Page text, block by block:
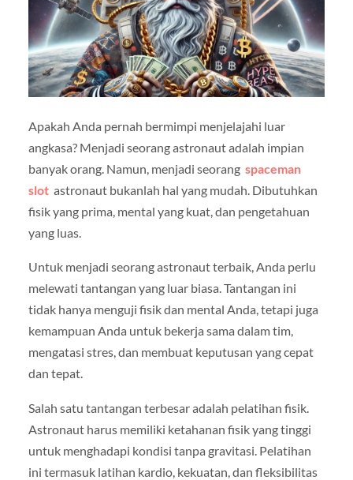
Apakah Anda pernah bermimpi menjelajahi luar
angkasa? Menjadi seorang astronaut adalah impian
banyak orang. Namun, menjadi seorang spaceman
slotastronaut bukanlah hal yang mudah. Dibutuhkan
fisik yang prima, mental yang kuat, dan pengetahuan
yang luas.
Untuk menjadi seorang astronaut terbaik, Anda perlu
melewati tantangan yang luar biasa. Tantangan ini
tidak hanya menguji fisik dan mental Anda, tetapi juga
kemampuan Anda untuk bekerja sama dalam tim,
mengatasi stres, dan membuat keputusan yang cepat
dan tepat.
Salah satu tantangan terbesar adalah pelatihan fisik.
Astronaut harus memiliki ketahanan fisik yang tinggi
untuk menghadapi kondisi tanpa gravitasi. Pelatihan
ini termasuk latihan kardio, kekuatan, dan fleksibilitas